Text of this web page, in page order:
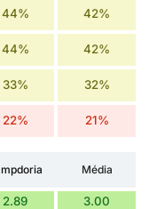
44% 42%
44% 42%
33% 32%
22% 21%
Média
2.89 3.00